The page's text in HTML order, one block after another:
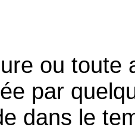
ou toute
par
dans le